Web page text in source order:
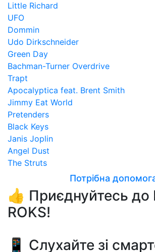
Little Richard
UFO
Dommin
Udo Dirkschneider
Green Day
Bachman-Turner Overdrive
Trapt
Apocalyptica feat. Brent Smith
Jimmy Eat World
Pretenders
Black Keys
Janis Joplin
Angel Dust
The Struts
Потрібна
👍 Приєднуйтесь до
ROKS!
📱 Слухайте зі